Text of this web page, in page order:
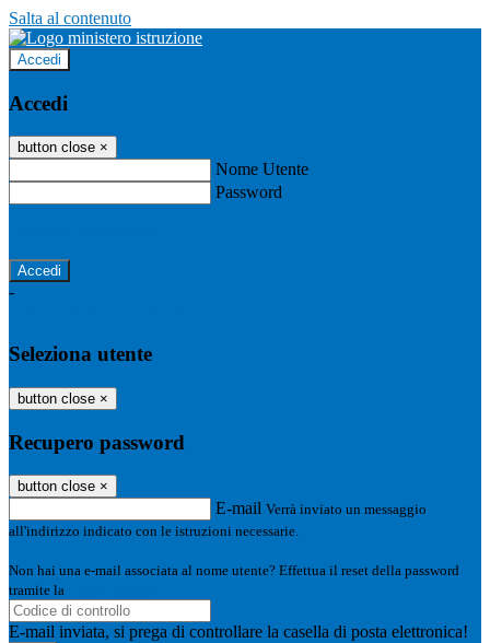
Salta al contenuto
Accedi
Accedi
button close ×
Nome Utente
Password
-
Seleziona utente
button close ×
Recupero password
button close ×
E-mail Verrà inviato un messaggio
all'indirizzo indicato con le istruzioni necessarie.
Non hai una e-mail associata al nome utente? Effettua il reset della password
tramite la
E-mail inviata, si prega di controllare la casella di posta elettronica!